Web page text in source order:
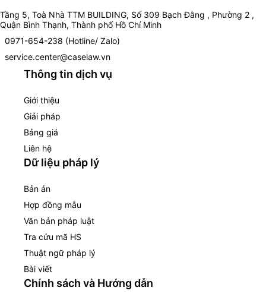
Tầng 5, Toà Nhà TTM BUILDING, Số 309 Bạch Đằng , Phường 2 ,
Quận Bình Thạnh, Thành phố Hồ Chí Minh
0971-654-238 (Hotline/ Zalo)
service.center@caselaw.vn
Thông tin dịch vụ
Giới thiệu
Giải pháp
Bảng giá
Liên hệ
Dữ liệu pháp lý
Bản án
Hợp đồng mẫu
Văn bản pháp luật
Tra cứu mã HS
Thuật ngữ pháp lý
Bài viết
Chính sách và Hướng dẫn